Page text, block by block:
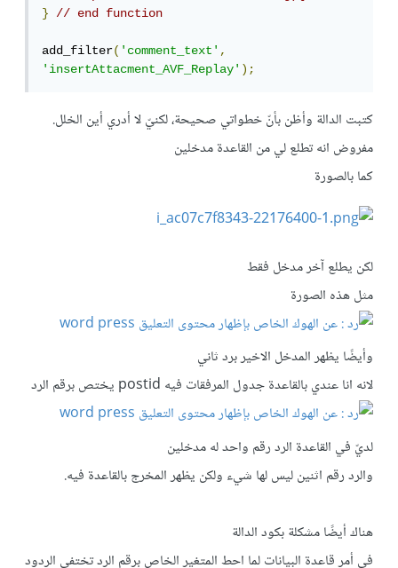
}
// end function
add_filter('comment_text',
'insertAttacment_AVF_Replay');
كتبت الدالة وأظن بأنّ خطواتي صحيحة، لكنيّ لا أدري أين الخلل.
مفروض انه تطلع لي من القاعدة مدخلين
كما بالصورة
لكن يطلع آخر مدخل فقط
مثل هذه الصورة
وأيضًا يظهر المدخل الاخير برد ثاني
لانه انا عندي بالقاعدة جدول المرفقات فيه postid يختص برقم الرد
لديّ في القاعدة الرد رقم واحد له مدخلين
والرد رقم اثنين ليس لها شيء ولكن يظهر المخرج بالقاعدة فيه.
هناك أيضًا مشكلة بكود الدالة
في أمر قاعدة البيانات لما احط المتغير الخاص برقم الرد تختفي الردود